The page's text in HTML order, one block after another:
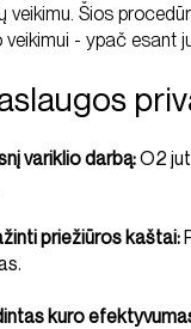
veikimu. Šios
veikimui - ypač esant
variklio darbą:O2
priežiūros kaštai:
kuro